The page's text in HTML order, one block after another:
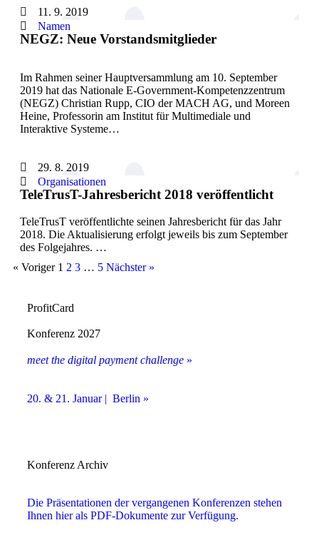
11. 9. 2019
Namen
NEGZ: Neue Vorstandsmitglieder
Im Rahmen seiner Hauptversammlung am 10. September
2019 hat das Nationale E-Government-Kompetenzzentrum
(NEGZ) Christian Rupp, CIO der MACH AG, und Moreen
Heine, Professorin am Institut für Multimediale und
Interaktive Systeme…
29. 8. 2019
Organisationen
TeleTrusT-Jahresbericht 2018 veröffentlicht
TeleTrusT veröffentlichte seinen Jahresbericht für das Jahr
2018. Die Aktualisierung erfolgt jeweils bis zum September
des Folgejahres. …
« Voriger 1 2 3 … 5 Nächster »
ProfitCard
Konferenz 2027
meet the digital payment challenge »
20. & 21. Januar | Berlin »
Konferenz Archiv
Die Präsentationen der vergangenen Konferenzen stehen
Ihnen hier als PDF-Dokumente zur Verfügung.